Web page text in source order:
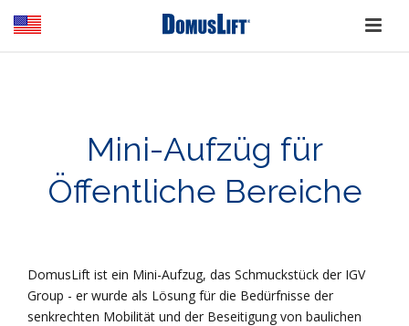
Mini-Aufzüg für
Öffentliche Bereiche
DomusLift ist ein Mini-Aufzug, das Schmuckstück der IGV
Group - er wurde als Lösung für die Bedürfnisse der
senkrechten Mobilität und der Beseitigung von baulichen